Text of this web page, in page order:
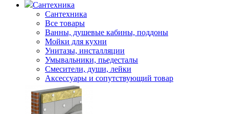
Сантехника
Сантехника
Все товары
Ванны, душевые кабины, поддоны
Мойки для кухни
Унитазы, инсталляции
Умывальники, пьедесталы
Смесители, души, лейки
Аксессуары и сопутствующий товар